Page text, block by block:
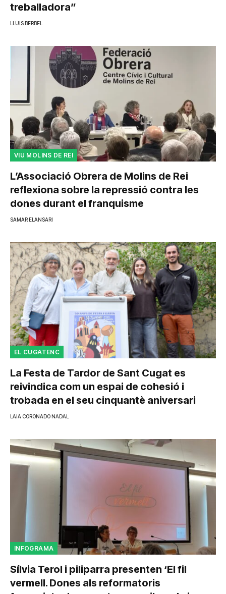
treballadora”
LLUIS BERBEL
VIU MOLINS DE REI
L’Associació Obrera de Molins de Rei
reflexiona sobre la repressió contra les
dones durant el franquisme
SAMAR ELANSARI
EL CUGATENC
La Festa de Tardor de Sant Cugat es
reivindica com un espai de cohesió i
trobada en el seu cinquantè aniversari
LAIA CORONADO NADAL
INFOGRAMA
Sílvia Terol i piliparra presenten ‘El fil
vermell. Dones als reformatoris